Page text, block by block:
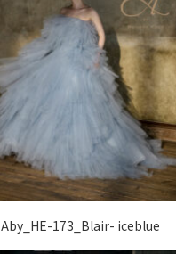
Aby_HE-173_Blair- iceblue